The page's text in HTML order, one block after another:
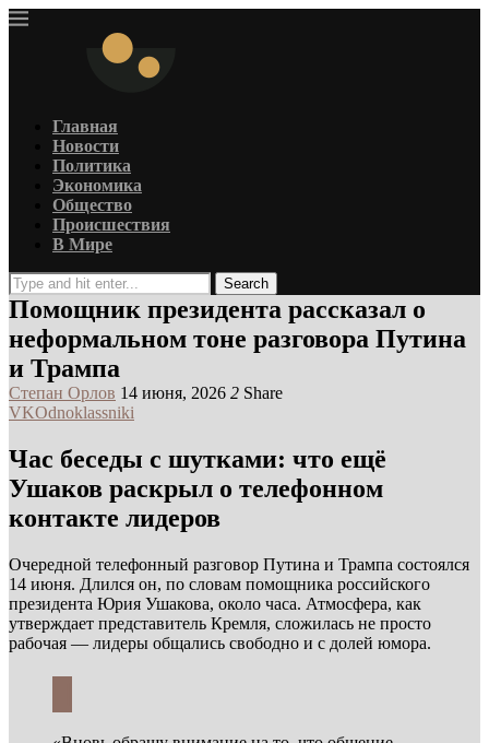
Главная
Новости
Политика
Экономика
Общество
Происшествия
В Мире
Search
Помощник президента рассказал о
неформальном тоне разговора Путина
и Трампа
Степан Орлов 14 июня, 2026 2 Share
VKOdnoklassniki
Час беседы с шутками: что ещё
Ушаков раскрыл о телефонном
контакте лидеров
Очередной телефонный разговор Путина и Трампа состоялся
14 июня. Длился он, по словам помощника российского
президента Юрия Ушакова, около часа. Атмосфера, как
утверждает представитель Кремля, сложилась не просто
рабочая — лидеры общались свободно и с долей юмора.